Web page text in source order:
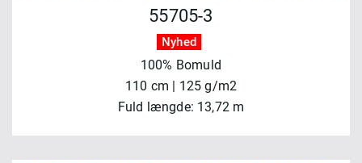
55705-3
Nyhed
100% Bomuld
110 cm | 125 g/m2
Fuld længde: 13,72 m